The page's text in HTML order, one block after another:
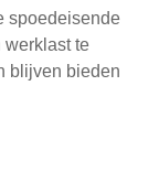
spoedeisende
werklast te
blijven bieden